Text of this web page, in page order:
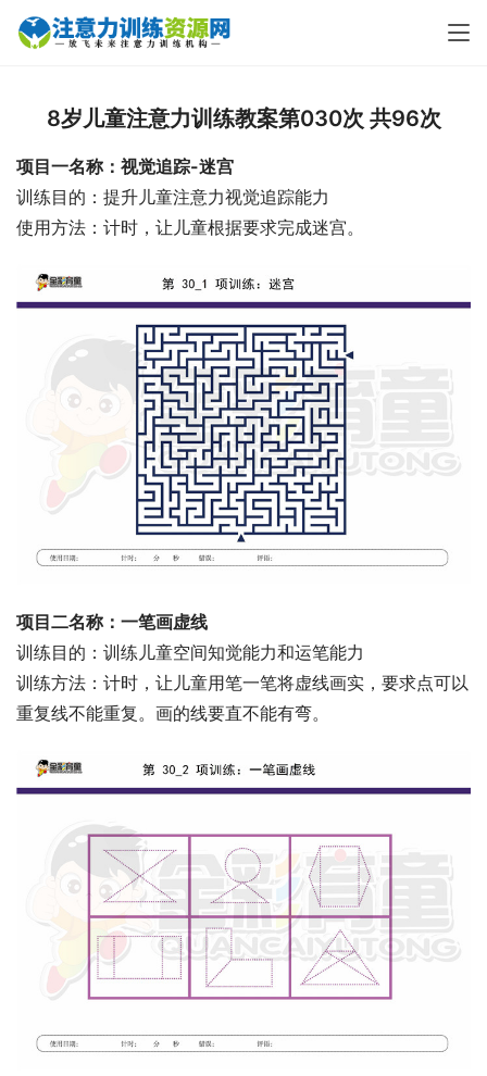
8岁儿童注意力训练教案第030次 共96次
项目一名称：视觉追踪-迷宫
训练目的：提升儿童注意力视觉追踪能力
使用方法：计时，让儿童根据要求完成迷宫。
项目二名称：一笔画虚线
训练目的：训练儿童空间知觉能力和运笔能力
训练方法：计时，让儿童用笔一笔将虚线画实，要求点可以
重复线不能重复。画的线要直不能有弯。